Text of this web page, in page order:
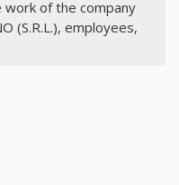
of the company
(S.R.L.), employees,